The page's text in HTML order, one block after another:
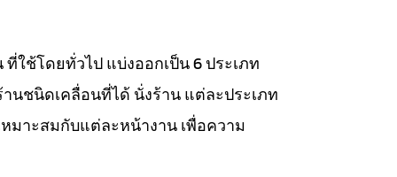
ใช้โดยทั่วไป แบ่งออกเป็น 6 ประเภท
านชนิดเคลื่อนที่ได้ นั่งร้าน แต่ละประเภท
มาะสมกับแต่ละหน้างาน เพื่อความ